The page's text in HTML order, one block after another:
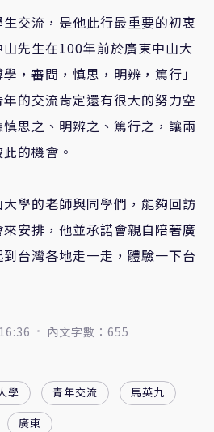
交流，是他此行最重要的初衷
先生在100年前於廣東中山大
，審問，慎思，明辨，篤行」
的交流肯定還有很大的努力空
思之、明辨之、篤行之，讓兩
的機會。
學的老師與同學們，能夠回訪
安排，他並承諾會親自陪著廣
台灣各地走一走，體驗一下台
內文字數：655
學 青年交流
馬英九
廣東